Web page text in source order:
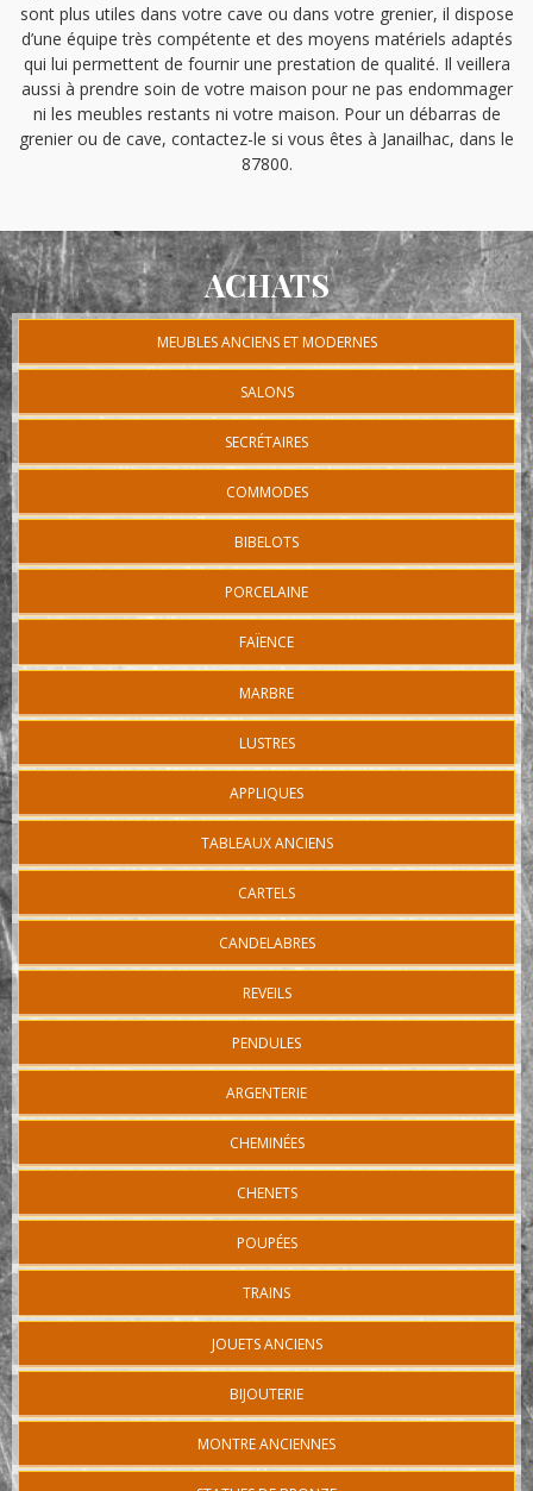
sont plus utiles dans votre cave ou dans votre grenier, il dispose
d’une équipe très compétente et des moyens matériels adaptés
qui lui permettent de fournir une prestation de qualité. Il veillera
aussi à prendre soin de votre maison pour ne pas endommager
ni les meubles restants ni votre maison. Pour un débarras de
grenier ou de cave, contactez-le si vous êtes à Janailhac, dans le
87800.
ACHATS
MEUBLES ANCIENS ET MODERNES
SALONS
SECRÉTAIRES
COMMODES
BIBELOTS
PORCELAINE
FAÏENCE
MARBRE
LUSTRES
APPLIQUES
TABLEAUX ANCIENS
CARTELS
CANDELABRES
REVEILS
PENDULES
ARGENTERIE
CHEMINÉES
CHENETS
POUPÉES
TRAINS
JOUETS ANCIENS
BIJOUTERIE
MONTRE ANCIENNES